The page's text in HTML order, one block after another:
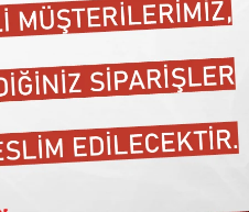
KUZU KOL *kg